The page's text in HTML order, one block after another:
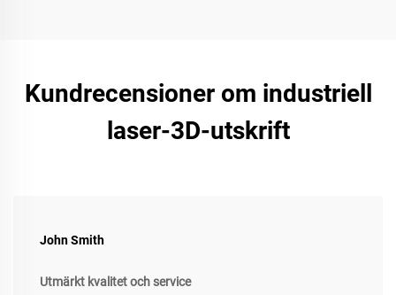
Kundrecensioner om industriell
laser-3D-utskrift
John Smith
Utmärkt kvalitet och service